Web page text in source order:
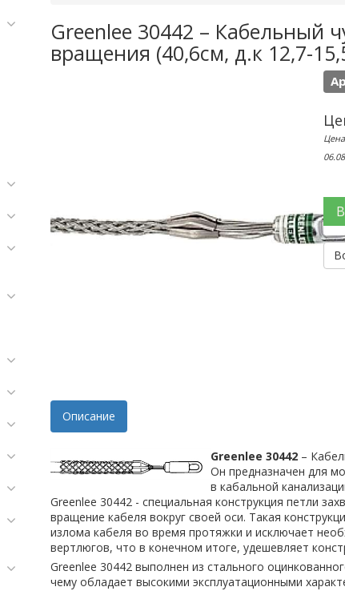
Greenlee 30442 – Кабельный
вращения (40,6см, д.к 12,7-
Описание
Greenlee 30442–
Он предназначен для
в кабальной
Greenlee 30442 - специальная конструкция петли
вращение кабеля вокруг своей оси. Такая
излома кабеля во время протяжки и исключает
вертлюгов, что в конечном итоге, удешевляет
Greenlee 30442 выполнен из стального
чему обладает высокими эксплуатационными